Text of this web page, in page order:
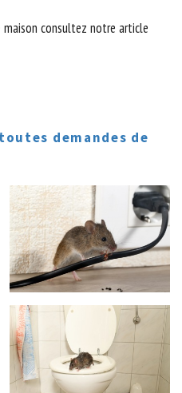
consultez notre article
demandes de